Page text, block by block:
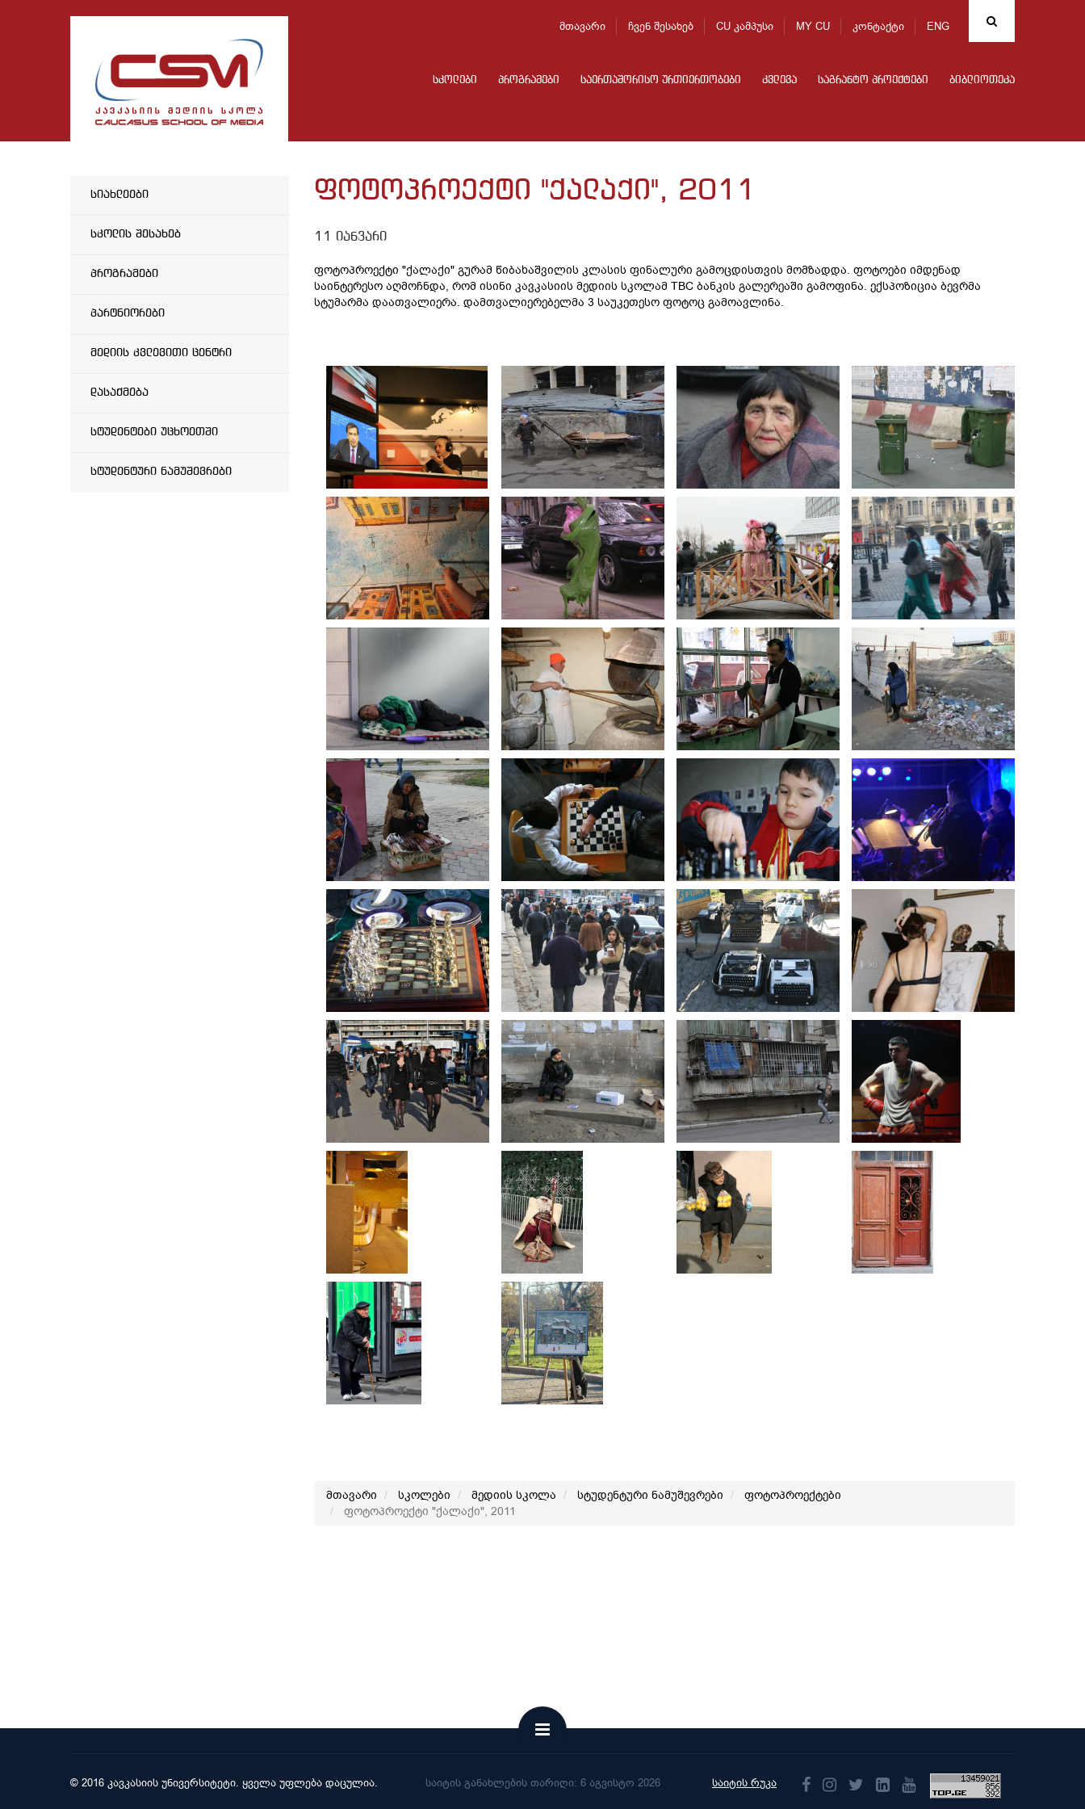
ENG
მთავარი ჩვენ შესახებ CU კამპუსი MY CU კონტაქტი
სკოლები პროგრამები საერთაშორისო ურთიერთობები კვლევა საგრანტო პროექტები ბიბლიოთეკა
სიახლეები
სკოლის შესახებ
პროგრამები
პარტნიორები
მედიის კვლევითი ცენტრი
დასაქმება
სტუდენტები უცხოეთში
სტუდენტური ნამუშევრები
ფოტოპროექტი "ქალაქი", 2011
11 იანვარი
ფოტოპროექტი "ქალაქი" გურამ წიბახაშვილის კლასის ფინალური გამოცდისთვის მომზადდა. ფოტოები იმდენად
საინტერესო აღმოჩნდა, რომ ისინი კავკასიის მედიის სკოლამ TBC ბანკის გალერეაში გამოფინა. ექსპოზიცია ბევრმა
სტუმარმა დაათვალიერა. დამთვალიერებელმა 3 საუკეთესო ფოტოც გამოავლინა.
მთავარი სკოლები მედიის სკოლა სტუდენტური ნამუშევრები
ფოტოპროექტები
ფოტოპროექტი "ქალაქი", 2011
საიტის რუკა
საიტის განახლების თარიღი: 6 აგვისტო 2026
© 2016 კავკასიის უნივერსიტეტი. ყველა უფლება დაცულია.